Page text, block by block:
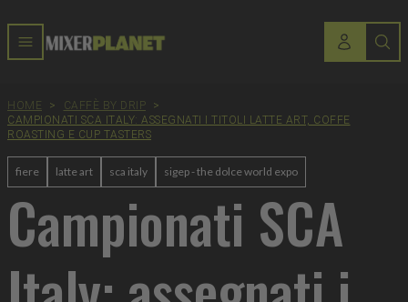
HOME > CAFFÈ BY DRIP
>
CAMPIONATI SCA ITALY: ASSEGNATI I TITOLI LATTE ART, COFFE
ROASTING E CUP TASTERS
fiere latte art sca italy sigep - the dolce world expo
Campionati SCA